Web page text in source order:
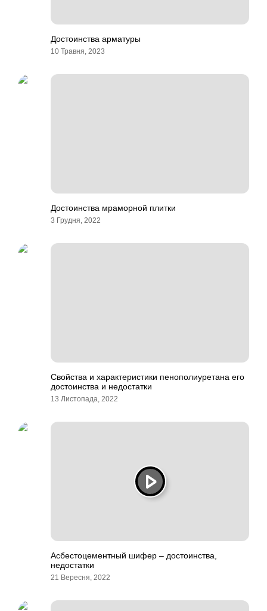
Достоинства арматуры
10 Травня, 2023
Достоинства мраморной плитки
3 Грудня, 2022
Свойства и характеристики пенополиуретана его
достоинства и недостатки
13 Листопада, 2022
Асбестоцементный шифер – достоинства,
недостатки
21 Вересня, 2022